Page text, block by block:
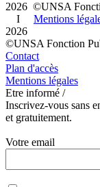
2026 ©UNSA
I Mentions
2026
©UNSA Fonction
Contact
Plan d'accès
Mentions légales
Etre informé /
Inscrivez-vous sans
et gratuitement.
Votre email